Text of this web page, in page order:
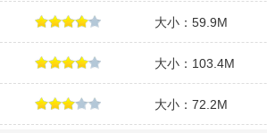
大小：59.9M
大小：103.4M
大小：72.2M